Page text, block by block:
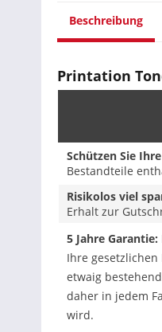
Beschreibung
Printation
Schützen Sie
Bestandteile
Risikolos viel
Erhalt zur
5 Jahre Garantie:
Ihre
etwaig
daher in jedem
wird.